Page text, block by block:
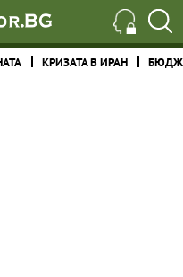
КРИЗАТА В ИРАН